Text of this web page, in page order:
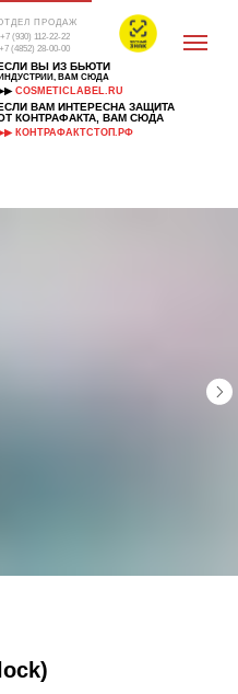
+7 (4852) 28-00-00
+7 (930) 112-22-22
ПРОДАЖ
ИНДУСТРИИ, ВАМ СЮДА
ВЫ ИЗ БЬЮТИ
COSMETICLABEL.RU
ВАМ ИНТЕРЕСНА ЗАЩИТА
КОНТРАФАКТА, ВАМ СЮДА
КОНТРАФАКТСТОП.РФ